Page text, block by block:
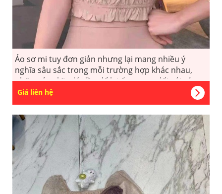
Áo sơ mi tuy đơn giản nhưng lại mang nhiều ý
nghĩa sâu sắc trong mỗi trường hợp khác nhau,
những ý nghĩa đó đều để lại ấn tượng đối với cả
người mặc lẫn người ngắm.
Giá liên hệ